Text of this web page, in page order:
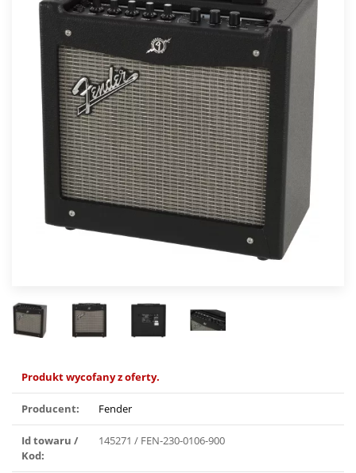
Produkt wycofany z oferty.
Producent: Fender
Id towaru /
Kod:
145271 / FEN-230-0106-900